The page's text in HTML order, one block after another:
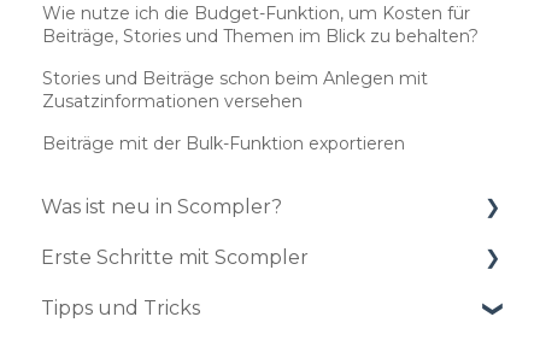
Wie nutze ich die Budget-Funktion, um Kosten für
Beiträge, Stories und Themen im Blick zu behalten?
Stories und Beiträge schon beim Anlegen mit
Zusatzinformationen versehen
Beiträge mit der Bulk-Funktion exportieren
Was ist neu in Scompler?
Updates 2025
Updates 2024
Erste Schritte mit Scompler
Einrichtung Ihres Projekts
Tipps und Tricks